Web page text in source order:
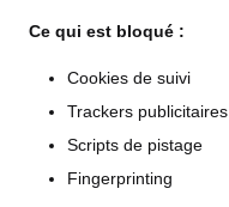
Ce qui est bloqué :
Cookies de suivi
Trackers publicitaires
Scripts de pistage
Fingerprinting